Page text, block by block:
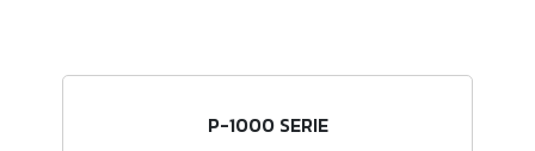
P-1000 SERIE